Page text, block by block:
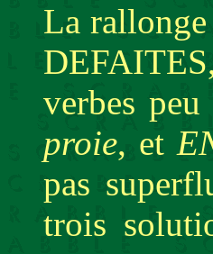
La
verbes
proie, et
pas
trois